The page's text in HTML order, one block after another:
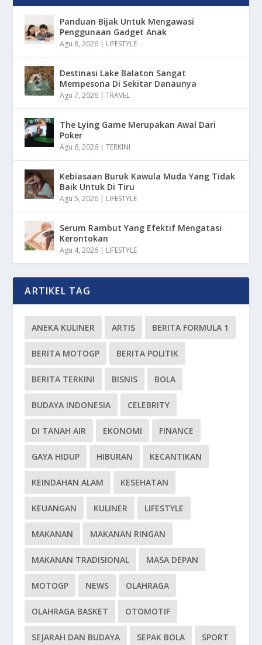
Panduan Bijak Untuk Mengawasi
Penggunaan Gadget Anak
Agu 8, 2026 | LIFESTYLE
Destinasi Lake Balaton Sangat
Mempesona Di Sekitar Danaunya
Agu 7, 2026 |TRAVEL
The Lying Game Merupakan Awal Dari
Poker
Agu 6, 2026 |TERKINI
Kebiasaan Buruk Kawula Muda Yang Tidak
Baik Untuk Di Tiru
Agu 5, 2026 | LIFESTYLE
Serum Rambut Yang Efektif Mengatasi
Kerontokan
Agu 4, 2026 | LIFESTYLE
ARTIKEL TAG
ANEKA KULINER ARTIS BERITA FORMULA 1
BERITA MOTOGP BERITA POLITIK
BERITA TERKINI BISNIS BOLA
BUDAYA INDONESIA CELEBRITY
DI TANAH AIR EKONOMI FINANCE
GAYA HIDUP HIBURAN KECANTIKAN
KEINDAHAN ALAM KESEHATAN
KEUANGAN KULINER LIFESTYLE
MAKANAN MAKANAN RINGAN
MAKANAN TRADISIONAL MASA DEPAN
MOTOGP NEWS OLAHRAGA
OLAHRAGA BASKET OTOMOTIF
SEJARAH DAN BUDAYA SEPAK BOLA SPORT